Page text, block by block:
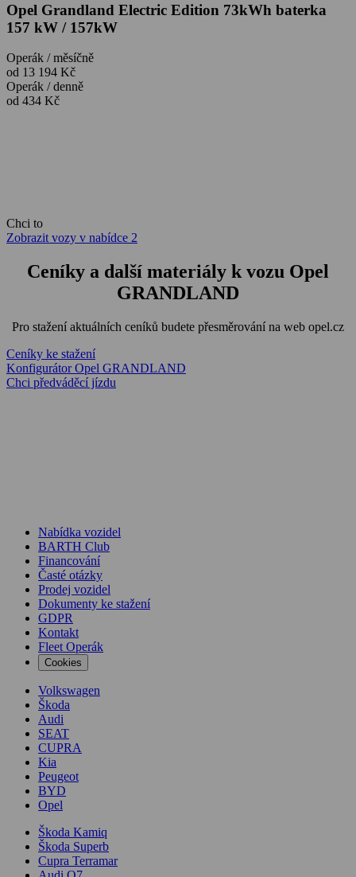
Opel Grandland Electric Edition 73kWh baterka
157 kW / 157kW
Operák / měsíčně
od 13 194 Kč
Operák / denně
od 434 Kč
Chci to
Zobrazit vozy v nabídce 2
Ceníky a další materiály k vozu Opel
GRANDLAND
Pro stažení aktuálních ceníků budete přesměrování na web opel.cz
Ceníky ke stažení
Konfigurátor Opel GRANDLAND
Chci předváděcí jízdu
Nabídka vozidel
BARTH Club
Financování
Časté otázky
Prodej vozidel
Dokumenty ke stažení
GDPR
Kontakt
Fleet Operák
Cookies
Volkswagen
Škoda
Audi
SEAT
CUPRA
Kia
Peugeot
BYD
Opel
Škoda Kamiq
Škoda Superb
Cupra Terramar